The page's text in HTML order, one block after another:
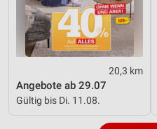
20,3 km
Angebote ab 29.07
Gültig bis Di. 11.08.